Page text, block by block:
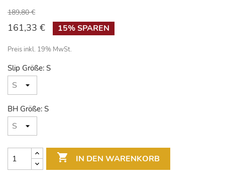
189,80 €
161,33 € 15% SPAREN
Preis inkl. 19% MwSt.
Slip Größe: S
BH Größe: S
 IN DEN WARENKORB